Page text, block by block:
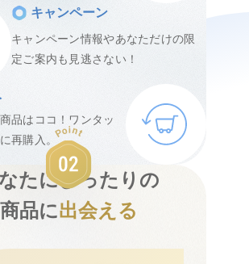
キャンペーン
キャンペーン情報やあなただけの限
定ご案内も見逃さない！
品はココ！ワンタッ
再購入。
たにぴったりの
商品に出会える